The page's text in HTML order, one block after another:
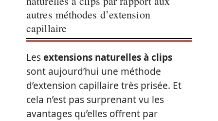
autres méthodes d’extension
capillaire
Lesextensions naturelles à clips
sont aujourd’hui une méthode
d’extension capillaire très prisée. Et
cela n’est pas surprenant vu les
avantages qu’elles offrent par